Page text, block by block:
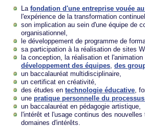
La fondation d'une entreprise vouée
l'expérience de la transformation
son implication au sein d'une équipe de
organisationnel,
le développement de programme de
sa participation à la réalisation de sites
la conception, la réalisation et
développement des équipes des
un baccalauréat multidisciplinaire,
un certificat en créativité,
des études en technologie éducative ,
une pratique personnelle du
un baccalauréat en pédagogie artistique,
l'intérêt et l'usage continus des
domaines d'intérêts.